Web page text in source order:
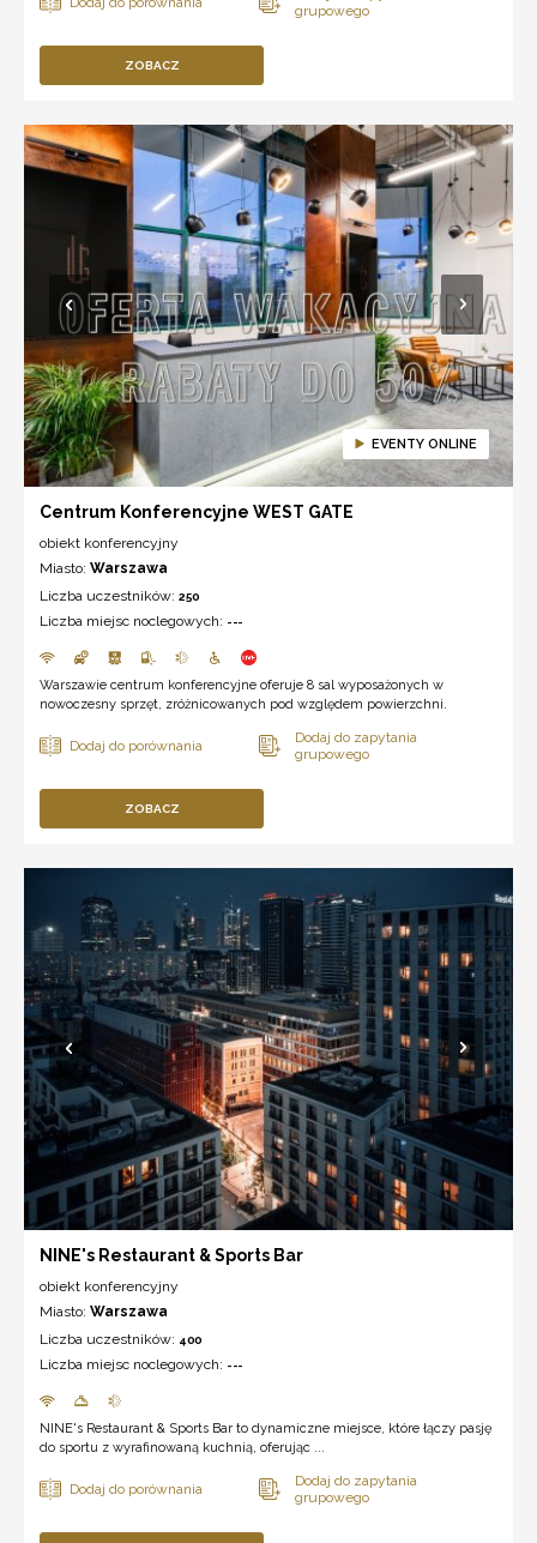
ZOBACZ
EVENTY ONLINE
Centrum Konferencyjne WEST GATE
obiekt konferencyjny
Miasto: Warszawa
Liczba uczestników: 250
Liczba miejsc noclegowych: ---
Warszawie centrum konferencyjne oferuje 8 sal wyposażonych w
nowoczesny sprzęt, zróżnicowanych pod względem powierzchni.
ZOBACZ
NINE's Restaurant & Sports Bar
obiekt konferencyjny
Miasto: Warszawa
Liczba uczestników: 400
Liczba miejsc noclegowych: ---
NINE's Restaurant & Sports Bar to dynamiczne miejsce, które łączy pasję
do sportu z wyrafinowaną kuchnią, oferując ...